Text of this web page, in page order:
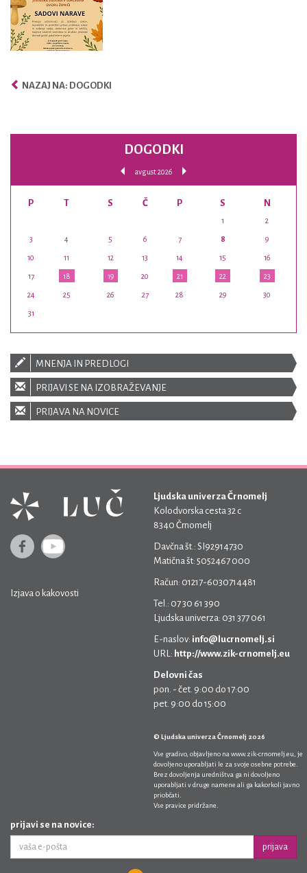
NAZAJ NA: DOGODKI
DOGODKI
avgust 2026
P T S Č P S N
1 2
3 4 5 6 7 8 9
10 11 12 13 14 15 16
17 18 19 20 21 22 23
24 25 26 27 28 29 30
31
MNENJA IN PREDLOGI
PRIJAVI SE NA IZOBRAŽEVANJE
PRIJAVA NA NOVICE
Izjava o kakovosti
Ljudska univerza Črnomelj
Kolodvorska cesta 32 c
8340 Črnomelj
Davčna št.: SI92914730
Matična št: 5052467 000
Račun: 01217-6030714481
Tel.: 07 30 61 390
Ljudska univerza: 031 377 061
E-naslov: info@lucrnomelj.si
URL: http://www.zik-crnomelj.eu
Delovni čas
pon. - čet. 9:00 do 17:00
pet. 9:00 do 15:00
© Ljudska univerza Črnomelj 2026
Vse gradivo, objavljeno na www.zik-crnomelj.eu , je
dovoljeno uporabljati le za svoje osebne potrebe.
Brez dovoljenja uredništva ga ni dovoljeno
uporabljati v druge namene ali ga kakorkoli javno
priobčati.
Vse pravice pridržane.
prijavi se na novice:
prijava